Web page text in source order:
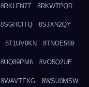
8RKLFN77 8RKWTPQR
8SGHCITQ 8SJXN2QY
8T1UV0KN 8TNOE569
8UQ89PM6 8VO5Q2UE
8WAVTFXG 8WSU0MSW